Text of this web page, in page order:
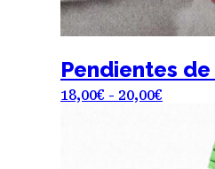
Pendientes
18,00€ - 20,00€Rango
producto